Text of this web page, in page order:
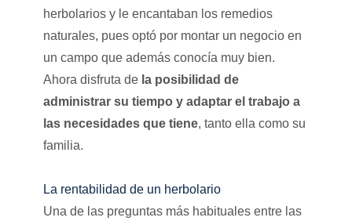
herbolarios y le encantaban los remedios
naturales, pues optó por montar un negocio en
un campo que además conocía muy bien.
Ahora disfruta de la posibilidad de
administrar su tiempo y adaptar el trabajo a
las necesidades que tiene, tanto ella como su
familia.
La rentabilidad de un herbolario
Una de las preguntas más habituales entre las